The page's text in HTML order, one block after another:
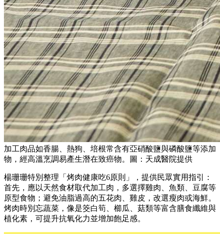
加工肉品如香腸、熱狗、培根常含有亞硝酸鹽與磷酸鹽等添加
物，經高溫烹調易產生潛在致癌物。圖：天成醫院提供
楊珊珊特別整理「烤肉健康吃6原則」，提供民眾實用指引：
首先，應以天然食材取代加工肉，多選擇雞肉、魚類、豆腐等
原型食物；避免油脂過高的五花肉、雞皮，改選瘦肉或海鮮。
烤肉時別忘蔬菜，像是筊白筍、櫛瓜、菇類等富含膳食纖維與
植化素，可提升抗氧化力並增加飽足感。